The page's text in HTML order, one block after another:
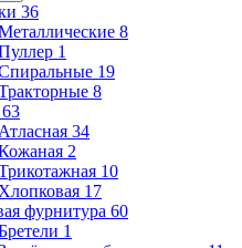
36
8
1
19
8
63
Атласная 34
2
10
Хлопковая 17
фурнитура 60
1